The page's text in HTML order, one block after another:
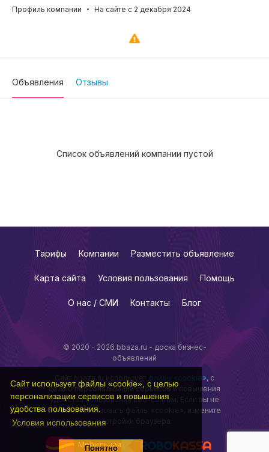
Сайт использует файлы «cookie», с целью
персонализации сервисов и повышения
удобства пользования.
Условия использования
Понятно
Профиль компании
На сайте с 2 декабря 2024
Объявления Отзывы
Список объявлений компании пустой
© 2020 - 2026 bbaza.ru - доска бизнес-
объявлений
Сайт bbaza.ru использует файлы «cookie», с
целью персонализации сервисов и повышения
удобства пользования веб-сайтом. Если вы не
хотите использовать файлы «cookie», измените
настройки браузера.
Мобильная
Тарифы Компании Разместить объявление
Карта сайта Условия пользования Помощь
О нас / СМИ Контакты Блог